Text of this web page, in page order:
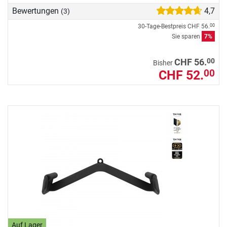
Bewertungen (3) 4,7
30-Tage-Bestpreis CHF 56.00
Sie sparen 7%
BisherCHF 56.00
CHF 52.00